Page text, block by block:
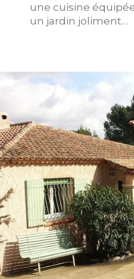
une cuisine
un jardin joliment…